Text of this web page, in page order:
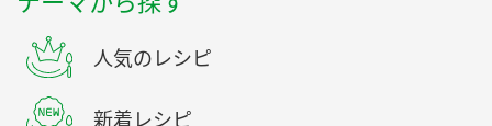
人気のレシピ
新着レシピ